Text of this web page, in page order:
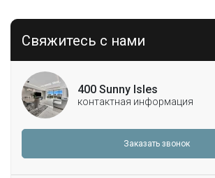
Свяжитесь с нами
400 Sunny Isles
контактная информация
Заказать звонок